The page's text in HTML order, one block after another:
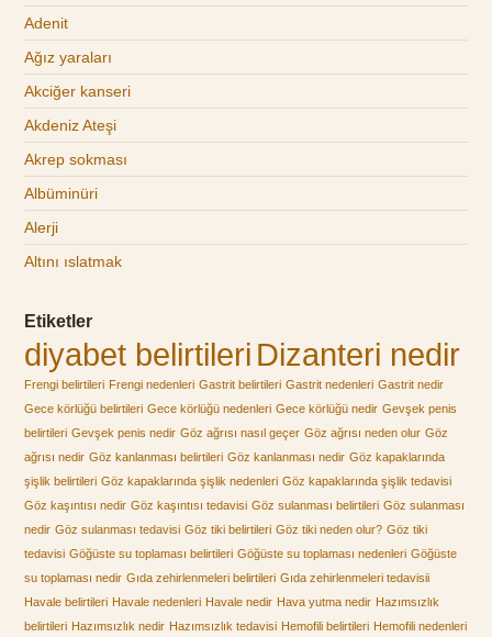
Adenit
Ağız yaraları
Akciğer kanseri
Akdeniz Ateşi
Akrep sokması
Albüminüri
Alerji
Altını ıslatmak
Etiketler
diyabet belirtileri Dizanteri nedir
Frengi belirtileri Frengi nedenleri Gastrit belirtileri Gastrit nedenleri Gastrit nedir
Gece körlüğü belirtileri Gece körlüğü nedenleri Gece körlüğü nedir Gevşek penis
belirtileri Gevşek penis nedir Göz ağrısı nasıl geçer Göz ağrısı neden olur Göz
ağrısı nedir Göz kanlanması belirtileri Göz kanlanması nedir Göz kapaklarında
şişlik belirtileri Göz kapaklarında şişlik nedenleri Göz kapaklarında şişlik tedavisi
Göz kaşıntısı nedir Göz kaşıntısı tedavisi Göz sulanması belirtileri Göz sulanması
nedir Göz sulanması tedavisi Göz tiki belirtileri Göz tiki neden olur? Göz tiki
tedavisi Göğüste su toplaması belirtileri Göğüste su toplaması nedenleri Göğüste
su toplaması nedir Gıda zehirlenmeleri belirtileri Gıda zehirlenmeleri tedavisii
Havale belirtileri Havale nedenleri Havale nedir Hava yutma nedir Hazımsızlık
belirtileri Hazımsızlık nedir Hazımsızlık tedavisi Hemofili belirtileri Hemofili nedenleri